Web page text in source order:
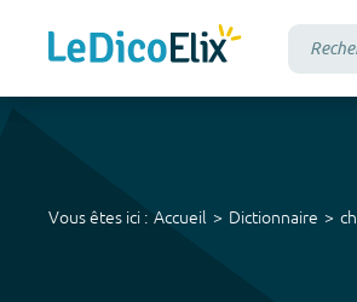
Vous êtes ici : Accueil Dictionnaire